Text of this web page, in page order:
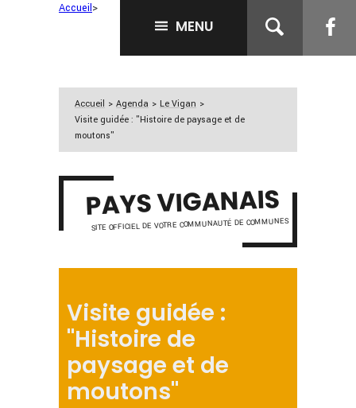
MENU
Accueil>
Accueil > Agenda > Le Vigan >
Visite guidée : "Histoire de paysage et de
moutons"
PAYS VIGANAIS
SITE OFFICIEL DE VOTRE COMMUNAUTÉ DE COMMUNES
Visite guidée :
"Histoire de
paysage et de
moutons"